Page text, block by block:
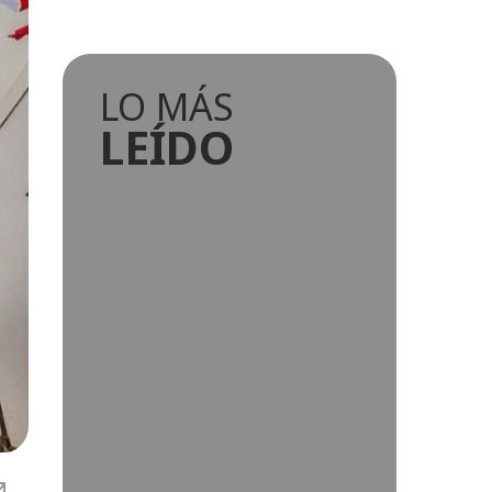
LO MÁS
LEÍDO